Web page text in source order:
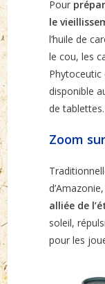
Pour
le
l’huile de
le cou, les
Phytoceutic
disponible
de tablettes.
Zoom
d’Amazonie,
alliée de
soleil,
pour les